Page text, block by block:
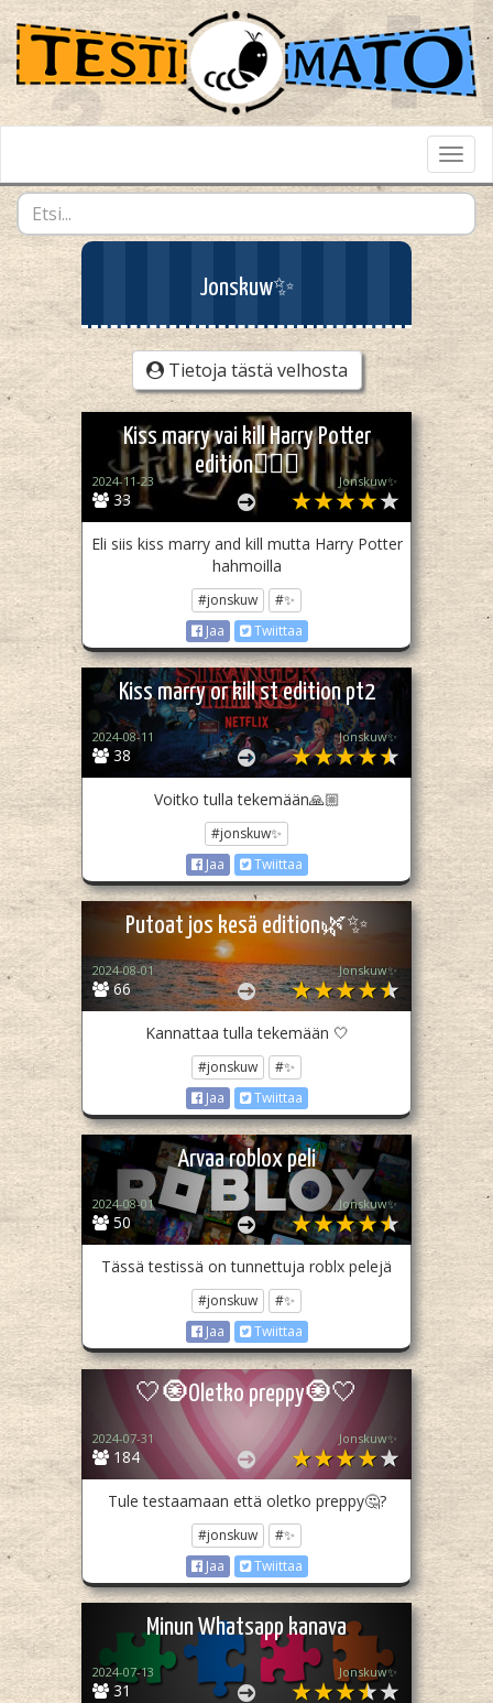
Jonskuw✨
Tietoja tästä velhosta
Kiss marry vai kill Harry Potter
edition🧙🏼‍♀️
33
2024-11-23 Jonskuw✨
Eli siis kiss marry and kill mutta Harry Potter
hahmoilla
#jonskuw
#✨
Jaa
Twiittaa
Kiss marry or kill st edition pt2
38
2024-08-11 Jonskuw✨
Voitko tulla tekemään🙏🏼
#jonskuw✨
Jaa
Twiittaa
Putoat jos kesä edition🌿✨
66
2024-08-01 Jonskuw✨
Kannattaa tulla tekemään 🤍
#jonskuw
#✨
Jaa
Twiittaa
Arvaa roblox peli
50
2024-08-01 Jonskuw✨
Tässä testissä on tunnettuja roblx pelejä
#jonskuw
#✨
Jaa
Twiittaa
🤍🧿Oletko preppy🧿🤍
184
2024-07-31 Jonskuw✨
Tule testaamaan että oletko preppy🤔?
#jonskuw
#✨
Jaa
Twiittaa
Minun Whatsapp kanava
31
2024-07-13 Jonskuw✨